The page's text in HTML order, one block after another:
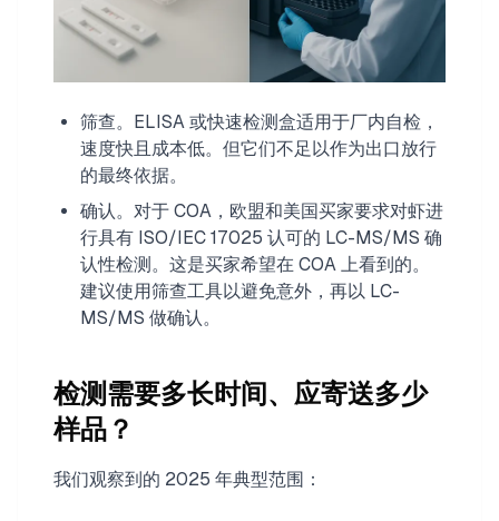
筛查。ELISA 或快速检测盒适用于厂内自检，
速度快且成本低。但它们不足以作为出口放行
的最终依据。
确认。对于 COA，欧盟和美国买家要求对虾进
行具有 ISO/IEC 17025 认可的 LC-MS/MS 确
认性检测。这是买家希望在 COA 上看到的。
建议使用筛查工具以避免意外，再以 LC-
MS/MS 做确认。
检测需要多长时间、应寄送多少
样品？
我们观察到的 2025 年典型范围：